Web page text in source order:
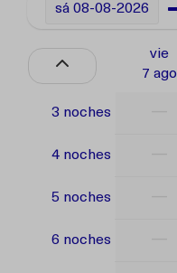
sá 08-08-2026
vie
7 ago
3 noches
4 noches
5 noches
6 noches